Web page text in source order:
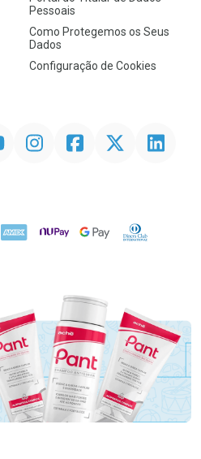
Pessoais
Como Protegemos os Seus
Dados
Configuração de Cookies
InstagramFacebookTwitter Linkedin
AMEX NuPay Google PayDiners Club